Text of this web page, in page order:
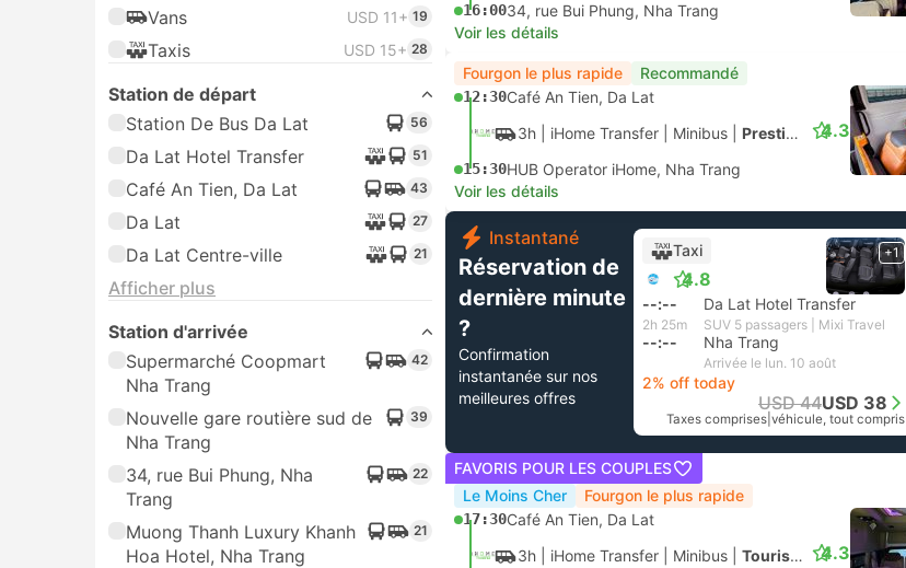
Vans USD 11+ 19
Taxis USD 15+ 28
Station de départ
Station De Bus Da Lat
56
Da Lat Hotel Transfer 51
Café An Tien, Da Lat 43
Da Lat 27
Da Lat Centre-ville 21
Afficher plus
Station d'arrivée
Supermarché Coopmart
Nha Trang
42
Nouvelle gare routière sud de
Nha Trang
39
34, rue Bui Phung, Nha
Trang
22
Muong Thanh Luxury Khanh
Hoa Hotel, Nha Trang
21
16:0034, rue Bui Phung, Nha Trang
Voir les détails
Fourgon le plus rapide Recommandé
12:30Café An Tien, Da Lat
3h | iHome Transfer Minibus Prestige
15:30HUB Operator iHome, Nha Trang
4.3
Voir les détails
Instantané
Réservation de
dernière minute
?
Confirmation
instantanée sur nos
meilleures offres
Taxi
4.8
+1
--:-- Da Lat Hotel Transfer
2h 25m SUV 5 passagers | Mixi Travel
--:-- Nha Trang
Arrivée le lun. 10 août
2% off today
USD 44USD 38
Taxes comprises véhicule, tout compris
FAVORIS POUR LES COUPLES
Le Moins Cher
Fourgon le plus rapide
17:30Café An Tien, Da Lat
3h | iHome Transfer Minibus Touriste 4.3